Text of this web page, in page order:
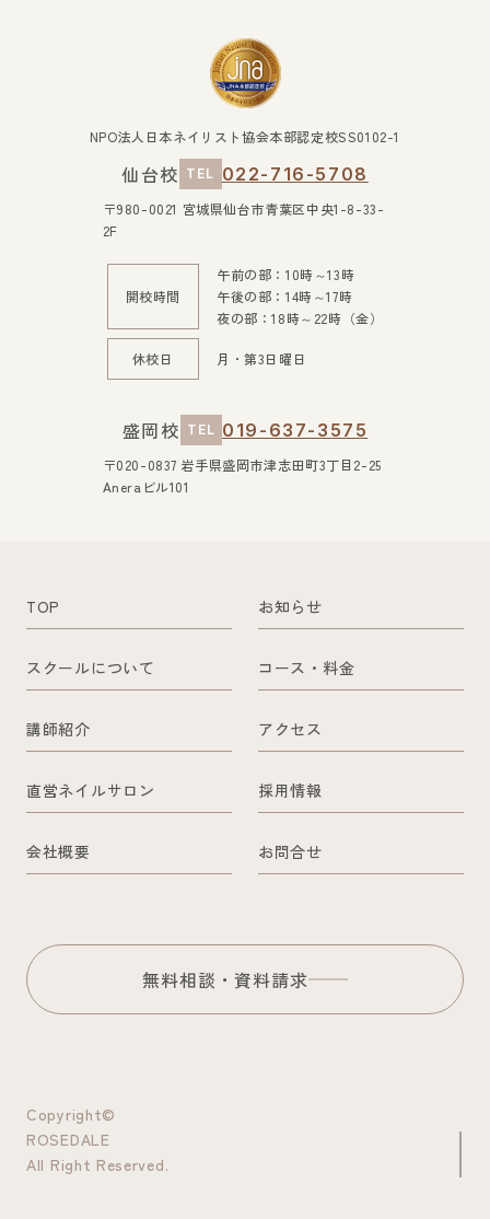
NPO法人日本ネイリスト協会本部認定校SS0102-1
仙台校 TEL 022-716-5708
〒980-0021 宮城県仙台市青葉区中央1-8-33-
2F
開校時間
午前の部：10時～13時
午後の部：14時～17時
夜の部：18時～22時（金）
休校日 月・第3日曜日
盛岡校 TEL 019-637-3575
〒020-0837 岩手県盛岡市津志田町3丁目2-25
Aneraビル101
TOP お知らせ
スクールについて コース・料金
講師紹介 アクセス
直営ネイルサロン 採用情報
会社概要 お問合せ
無料相談・資料請求
Copyright©
ROSEDALE
All Right Reserved.